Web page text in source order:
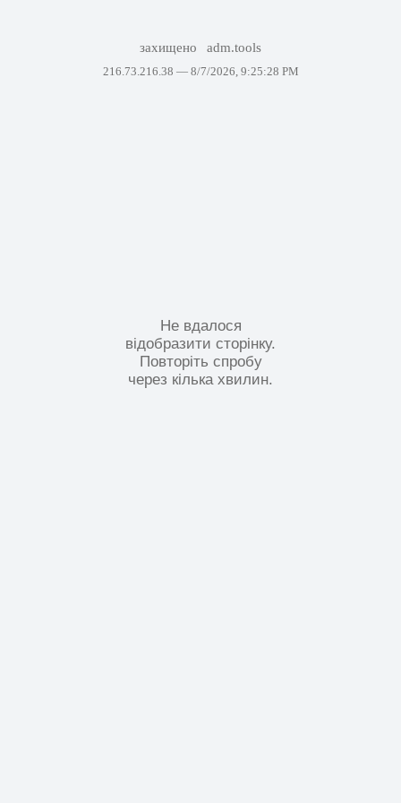
захищено adm.tools
216.73.216.38 — 8/7/2026, 9:25:28 PM
Не вдалося
відобразити сторінку.
Повторіть спробу
через кілька хвилин.